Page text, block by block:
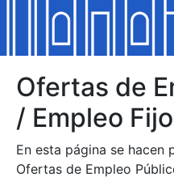
Mostrar/Ocultar
Mostrar/Ocultar
Mostrar/Ocultar
Ofertas de
/ Empleo Fijo
En esta página se hacen
Ofertas de Empleo